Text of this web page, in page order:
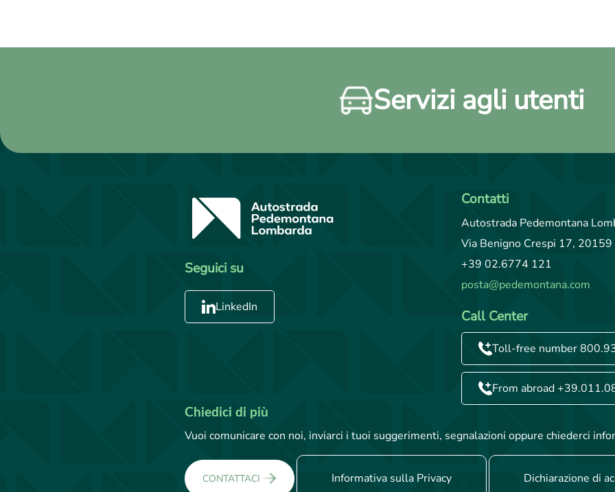
Servizi agli utenti
Seguici su
LinkedIn
Contatti
Autostrada Pedemontana
Via Benigno Crespi 17, 20159
+39 02.6774 121
posta@pedemontana.com
Call Center
Toll-free number
From abroad
Chiedici di più
Vuoi comunicare con noi, inviarci i tuoi suggerimenti, segnalazioni oppure chiederci
CONTATTACI Informativa sulla Privacy Dichiarazione di